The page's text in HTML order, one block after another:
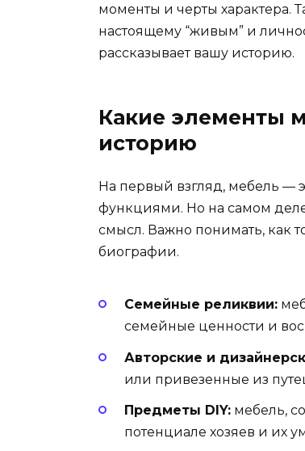
моменты и черты характера.
настоящему “живым” и
рассказывает вашу историю.
Какие элементы
историю
На первый взгляд, мебель —
функциями. Но на самом
смысл. Важно понимать, как
биографии.
Семейные реликвии:
семейные ценности и
Авторские и
или привезенные из
Предметы DIY: мебель,
потенциале хозяев и их